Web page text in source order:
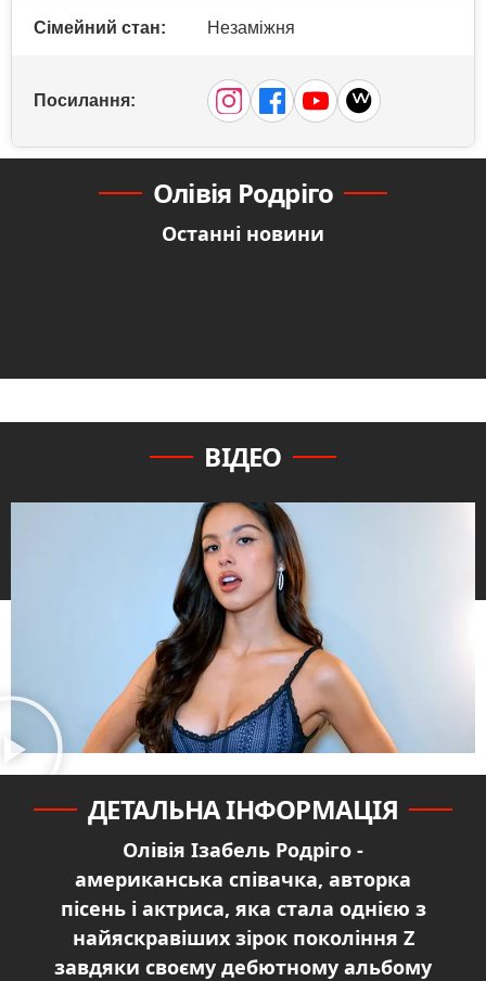
Сімейний стан: Незаміжня
Посилання:
Олівія Родріго
Останні новини
ВІДЕО
ДЕТАЛЬНА ІНФОРМАЦІЯ
Олівія Ізабель Родріго -
американська співачка, авторка
пісень і актриса, яка стала однією з
найяскравіших зірок покоління Z
завдяки своєму дебютному альбому